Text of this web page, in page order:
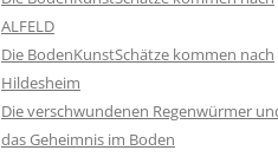
WETTERHAHN
DIE VERSCHWUNDENEN
REGENWÜRMER UND DAS
GEHEIMNIS IM BODEN
ALFELD
Die BodenKunstSchätze kommen nach
Hildesheim
Die verschwundenen Regenwürmer
das Geheimnis im Boden